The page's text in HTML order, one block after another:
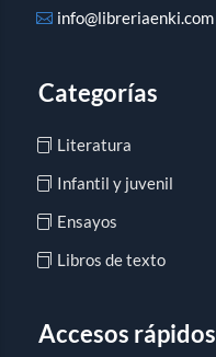
info@libreriaenki.com
Categorías
Literatura
Infantil y juvenil
Ensayos
Libros de texto
Accesos rápidos